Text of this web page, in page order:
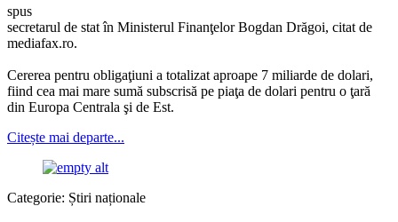
spus
secretarul de stat în Ministerul Finanţelor Bogdan Drăgoi, citat de
mediafax.ro.
Cererea pentru obligaţiuni a totalizat aproape 7 miliarde de dolari,
fiind cea mai mare sumă subscrisă pe piaţa de dolari pentru o ţară
din Europa Centrala şi de Est.
Citește mai departe...
Categorie: Știri naționale